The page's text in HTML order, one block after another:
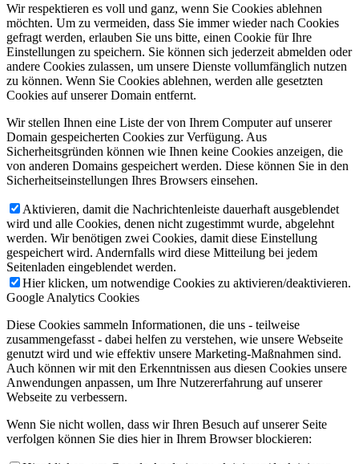
Wir respektieren es voll und ganz, wenn Sie Cookies ablehnen
möchten. Um zu vermeiden, dass Sie immer wieder nach Cookies
gefragt werden, erlauben Sie uns bitte, einen Cookie für Ihre
Einstellungen zu speichern. Sie können sich jederzeit abmelden oder
andere Cookies zulassen, um unsere Dienste vollumfänglich nutzen
zu können. Wenn Sie Cookies ablehnen, werden alle gesetzten
Cookies auf unserer Domain entfernt.
Wir stellen Ihnen eine Liste der von Ihrem Computer auf unserer
Domain gespeicherten Cookies zur Verfügung. Aus
Sicherheitsgründen können wie Ihnen keine Cookies anzeigen, die
von anderen Domains gespeichert werden. Diese können Sie in den
Sicherheitseinstellungen Ihres Browsers einsehen.
Aktivieren, damit die Nachrichtenleiste dauerhaft ausgeblendet
wird und alle Cookies, denen nicht zugestimmt wurde, abgelehnt
werden. Wir benötigen zwei Cookies, damit diese Einstellung
gespeichert wird. Andernfalls wird diese Mitteilung bei jedem
Seitenladen eingeblendet werden.
Hier klicken, um notwendige Cookies zu aktivieren/deaktivieren.
Google Analytics Cookies
Diese Cookies sammeln Informationen, die uns - teilweise
zusammengefasst - dabei helfen zu verstehen, wie unsere Webseite
genutzt wird und wie effektiv unsere Marketing-Maßnahmen sind.
Auch können wir mit den Erkenntnissen aus diesen Cookies unsere
Anwendungen anpassen, um Ihre Nutzererfahrung auf unserer
Webseite zu verbessern.
Wenn Sie nicht wollen, dass wir Ihren Besuch auf unserer Seite
verfolgen können Sie dies hier in Ihrem Browser blockieren: